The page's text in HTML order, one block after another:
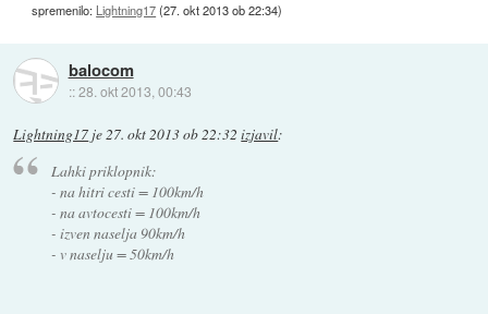
spremenilo: Lightning17(27. okt 2013 ob 22:34)
balocom
::28. okt 2013, 00:43
Lightning17 je27. okt 2013 ob 22:32 izjavil:
Lahki priklopnik:
- na hitri cesti = 100km/h
- na avtocesti = 100km/h
- izven naselja 90km/h
- v naselju = 50km/h